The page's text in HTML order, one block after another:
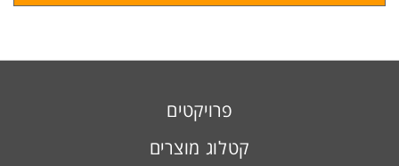
פרויקטים
קטלוג מוצרים